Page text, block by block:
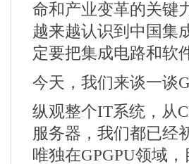
命和产业变革的关键
越来越认识到中国集
定要把集成电路和软
今天，我们来谈一谈
纵观整个IT系统，从
服务器，我们都已经
唯独在GPGPU领域，